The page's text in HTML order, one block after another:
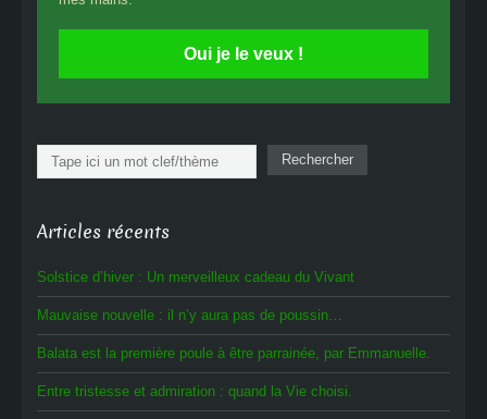
Oui je le veux !
Rechercher Rechercher
Articles récents
Solstice d’hiver : Un merveilleux cadeau du Vivant
Mauvaise nouvelle : il n’y aura pas de poussin…
Balata est la première poule à être parrainée, par Emmanuelle.
Entre tristesse et admiration : quand la Vie choisi.